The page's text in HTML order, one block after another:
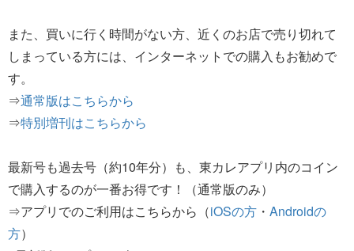
また、買いに行く時間がない方、近くのお店で売り切れて
しまっている方には、インターネットでの購入もお勧めで
す。
⇒通常版はこちらから
⇒特別増刊はこちらから
最新号も過去号（約10年分）も、東カレアプリ内のコイン
で購入するのが一番お得です！（通常版のみ）
⇒アプリでのご利用はこちらから（iOSの方 ・ Androidの
方）